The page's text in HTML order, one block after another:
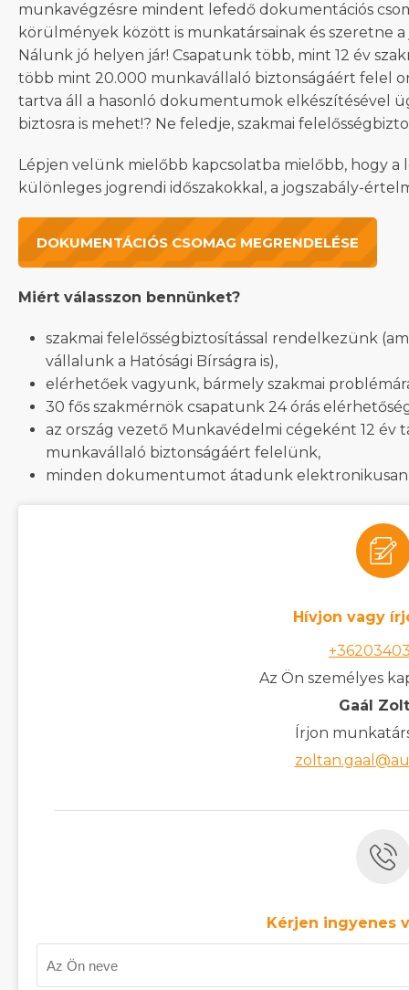
munkavégzésre mindent lefedő dokumentációs
körülmények között is munkatársainak és szeretne
Nálunk jó helyen jár! Csapatunk több, mint 12 év
több mint 20.000 munkavállaló biztonságáért felel
tartva áll a hasonló dokumentumok elkészítésével
biztosra is mehet!? Ne feledje, szakmai
Lépjen velünk mielőbb kapcsolatba mielőbb, hogy
különleges jogrendi időszakokkal, a jogszabály-
DOKUMENTÁCIÓS CSOMAG MEGRENDELÉSE
Miért válasszon bennünket?
szakmai felelősségbiztosítással rendelkezünk
vállalunk a Hatósági Bírságra is),
elérhetőek vagyunk, bármely szakmai
30 fős szakmérnök csapatunk 24 órás
az ország vezető Munkavédelmi cégeként 12
munkavállaló biztonságáért felelünk,
minden dokumentumot átadunk
Hívjon vagy
Az Ön személyes
Gaál
Írjon
Kérjen ingyenes